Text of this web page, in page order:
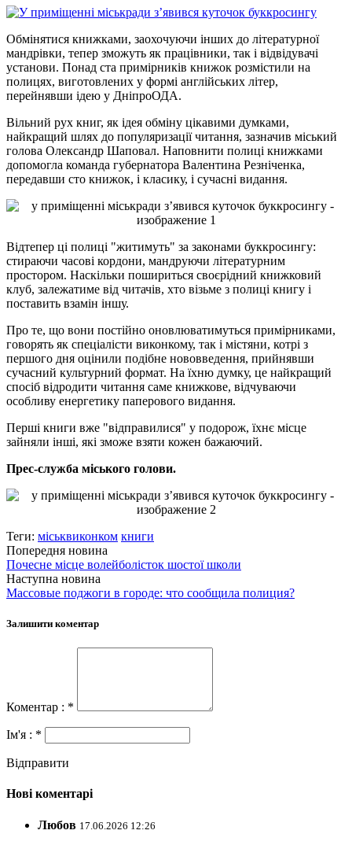
Обмінятися книжками, заохочуючи інших до літературної
мандрівки, тепер зможуть як працівники, так і відвідувачі
установи. Понад ста примірників книжок розмістили на
полицях, виготовлених у формі англійських літер,
перейнявши ідею у ДніпроОДА.
Вільний рух книг, як ідея обміну цікавими думками,
найкращий шлях до популяризації читання, зазначив міський
голова Олександр Шаповал. Наповнити полиці книжками
допомогла команда губернатора Валентина Резніченка,
передавши сто книжок, і класику, і сучасні видання.
Відтепер ці полиці "житимуть" за законами буккросингу:
стираючи часові кордони, мандруючи літературним
простором. Наскільки пошириться своєрідний книжковий
клуб, залежатиме від читачів, хто візьме з полиці книгу і
поставить взамін іншу.
Про те, що вони постійно оновлюватимуться примірниками,
говорять як спеціалісти виконкому, так і містяни, котрі з
першого дня оцінили подібне нововведення, прийнявши
сучасний культурний формат. На їхню думку, це найкращий
спосіб відродити читання саме книжкове, відчуваючи
особливу енергетику паперового видання.
Перші книги вже "відправилися" у подорож, їхнє місце
зайняли інші, які зможе взяти кожен бажаючий.
Прес-служба міського голови.
Теги: міськвиконком книги
Попередня новина
Почесне місце волейболісток шостої школи
Наступна новина
Массовые поджоги в городе: что сообщила полиция?
Залишити коментар
Коментар : *
Ім'я : *
Відправити
Нові коментарі
Любов 17.06.2026 12:26